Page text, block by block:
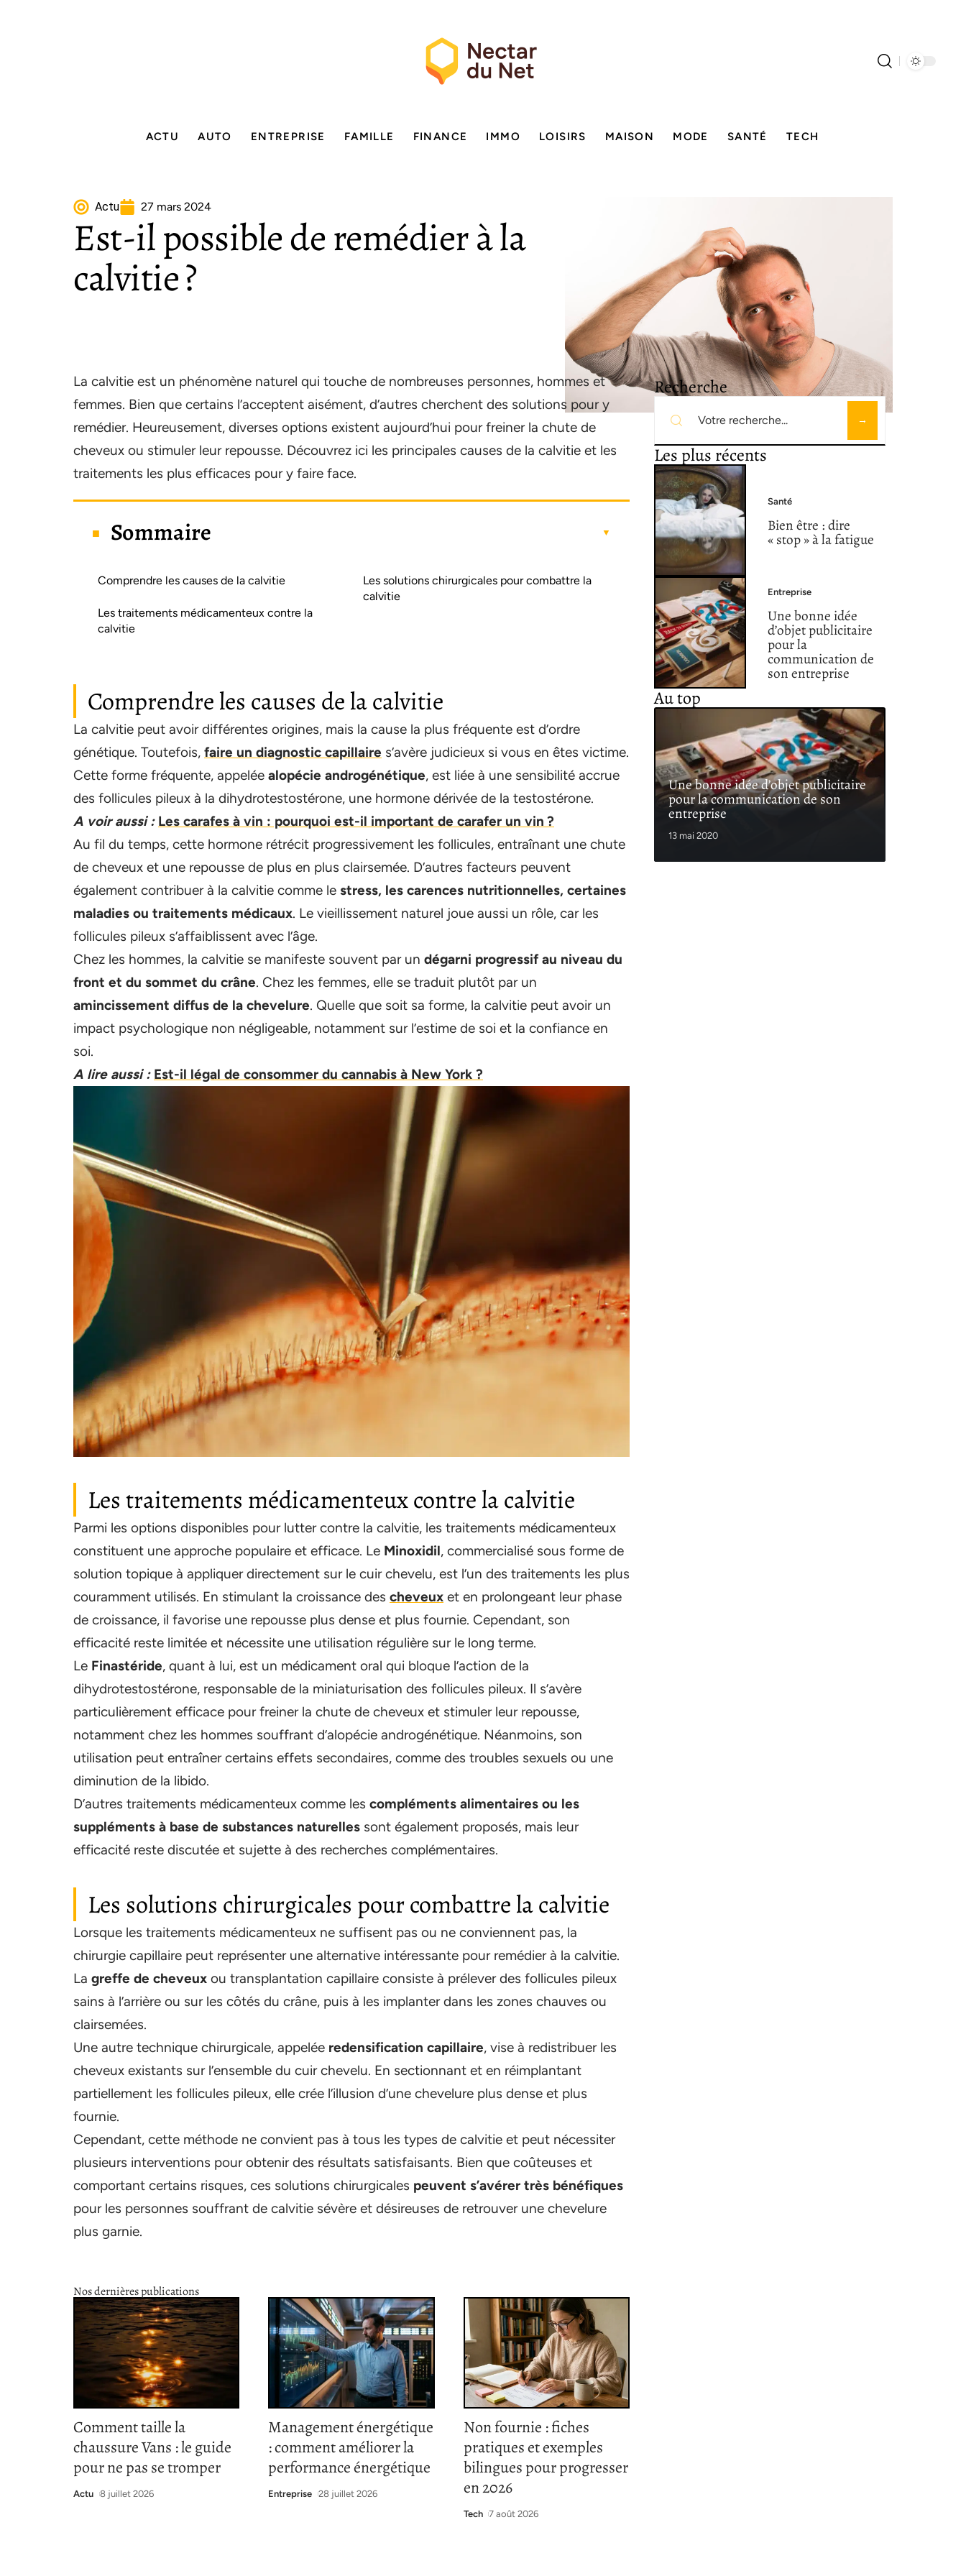
ACTU AUTO ENTREPRISE FAMILLE FINANCE IMMO LOISIRS MAISON MODE SANTÉ TECH
Actu 27 mars 2024
Est-il possible de remédier à la
calvitie ?
La calvitie est un phénomène naturel qui touche de nombreuses personnes, hommes et
femmes. Bien que certains l’acceptent aisément, d’autres cherchent des solutions pour y
remédier. Heureusement, diverses options existent aujourd’hui pour freiner la chute de
cheveux ou stimuler leur repousse. Découvrez ici les principales causes de la calvitie et les
traitements les plus efficaces pour y faire face.
Sommaire
Comprendre les causes de la calvitie
Les traitements médicamenteux contre la
calvitie
Les solutions chirurgicales pour combattre la
calvitie
Comprendre les causes de la calvitie
La calvitie peut avoir différentes origines, mais la cause la plus fréquente est d’ordre
génétique. Toutefois, faire un diagnostic capillaire s’avère judicieux si vous en êtes victime.
Cette forme fréquente, appelée alopécie androgénétique, est liée à une sensibilité accrue
des follicules pileux à la dihydrotestostérone, une hormone dérivée de la testostérone.
A voir aussi : Les carafes à vin : pourquoi est-il important de carafer un vin ?
Au fil du temps, cette hormone rétrécit progressivement les follicules, entraînant une chute
de cheveux et une repousse de plus en plus clairsemée. D’autres facteurs peuvent
également contribuer à la calvitie comme le stress, les carences nutritionnelles, certaines
maladies ou traitements médicaux. Le vieillissement naturel joue aussi un rôle, car les
follicules pileux s’affaiblissent avec l’âge.
Chez les hommes, la calvitie se manifeste souvent par un dégarni progressif au niveau du
front et du sommet du crâne. Chez les femmes, elle se traduit plutôt par un
amincissement diffus de la chevelure. Quelle que soit sa forme, la calvitie peut avoir un
impact psychologique non négligeable, notamment sur l’estime de soi et la confiance en
soi.
A lire aussi : Est-il légal de consommer du cannabis à New York ?
Les traitements médicamenteux contre la calvitie
Parmi les options disponibles pour lutter contre la calvitie, les traitements médicamenteux
constituent une approche populaire et efficace. Le Minoxidil, commercialisé sous forme de
solution topique à appliquer directement sur le cuir chevelu, est l’un des traitements les plus
couramment utilisés. En stimulant la croissance des cheveux et en prolongeant leur phase
de croissance, il favorise une repousse plus dense et plus fournie. Cependant, son
efficacité reste limitée et nécessite une utilisation régulière sur le long terme.
Le Finastéride, quant à lui, est un médicament oral qui bloque l’action de la
dihydrotestostérone, responsable de la miniaturisation des follicules pileux. Il s’avère
particulièrement efficace pour freiner la chute de cheveux et stimuler leur repousse,
notamment chez les hommes souffrant d’alopécie androgénétique. Néanmoins, son
utilisation peut entraîner certains effets secondaires, comme des troubles sexuels ou une
diminution de la libido.
D’autres traitements médicamenteux comme les compléments alimentaires ou les
suppléments à base de substances naturelles sont également proposés, mais leur
efficacité reste discutée et sujette à des recherches complémentaires.
Les solutions chirurgicales pour combattre la calvitie
Lorsque les traitements médicamenteux ne suffisent pas ou ne conviennent pas, la
chirurgie capillaire peut représenter une alternative intéressante pour remédier à la calvitie.
La greffe de cheveux ou transplantation capillaire consiste à prélever des follicules pileux
sains à l’arrière ou sur les côtés du crâne, puis à les implanter dans les zones chauves ou
clairsemées.
Une autre technique chirurgicale, appelée redensification capillaire, vise à redistribuer les
cheveux existants sur l’ensemble du cuir chevelu. En sectionnant et en réimplantant
partiellement les follicules pileux, elle crée l’illusion d’une chevelure plus dense et plus
fournie.
Cependant, cette méthode ne convient pas à tous les types de calvitie et peut nécessiter
plusieurs interventions pour obtenir des résultats satisfaisants. Bien que coûteuses et
comportant certains risques, ces solutions chirurgicales peuvent s’avérer très bénéfiques
pour les personnes souffrant de calvitie sévère et désireuses de retrouver une chevelure
plus garnie.
Nos dernières publications
Comment taille la
chaussure Vans : le guide
pour ne pas se tromper
Actu 8 juillet 2026
Management énergétique
: comment améliorer la
performance énergétique
Entreprise 28 juillet 2026
Non fournie : fiches
pratiques et exemples
bilingues pour progresser
en 2026
Tech 7 août 2026
Recherche
Les plus récents
Santé
Bien être : dire
« stop » à la fatigue
Entreprise
Une bonne idée
d’objet publicitaire
pour la
communication de
son entreprise
Au top
Une bonne idée d’objet publicitaire
pour la communication de son
entreprise
13 mai 2020